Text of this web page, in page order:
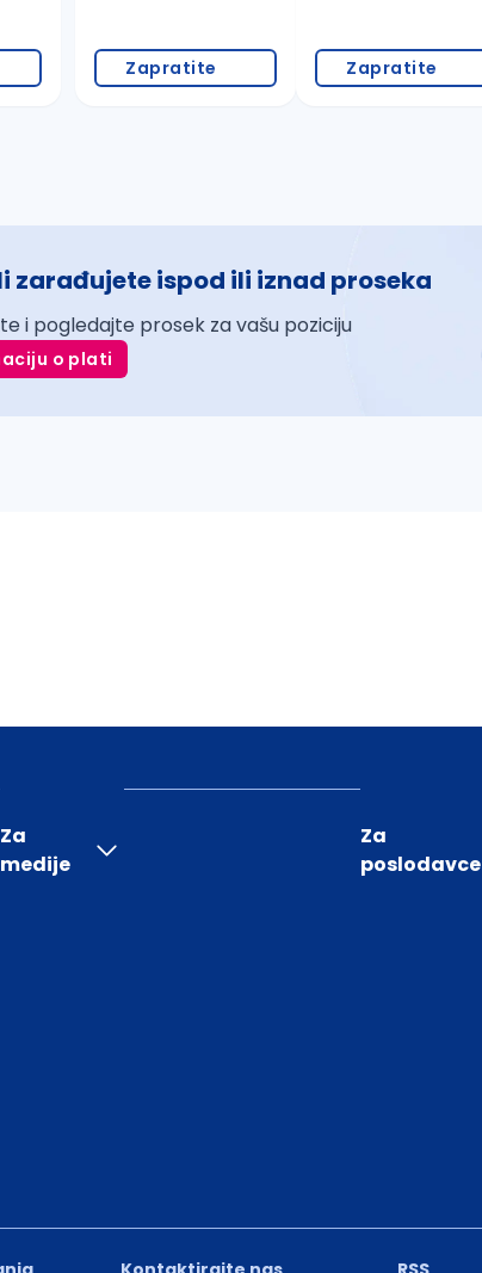
Zapratite Zapratite
zarađujete ispod ili iznad proseka
i pogledajte prosek za vašu poziciju
o plati
Za
medije
Za
poslodavce